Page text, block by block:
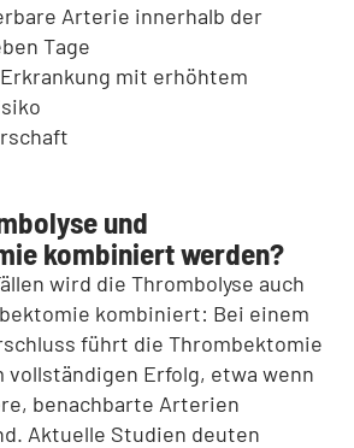
Arterie innerhalb der
Tage
mit erhöhtem
und
kombiniert werden?
wird die Thrombolyse auch
kombiniert: Bei einem
führt die Thrombektomie
vollständigen Erfolg, etwa wenn
benachbarte Arterien
Aktuelle Studien deuten